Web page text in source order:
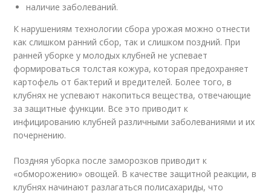
наличие заболеваний.
К нарушениям технологии сбора урожая можно отнести
как слишком ранний сбор, так и слишком поздний. При
ранней уборке у молодых клубней не успевает
формироваться толстая кожура, которая предохраняет
картофель от бактерий и вредителей. Более того, в
клубнях не успевают накопиться вещества, отвечающие
за защитные функции. Все это приводит к
инфицированию клубней различными заболеваниями и их
почернению.
Поздняя уборка после заморозков приводит к
«обморожению» овощей. В качестве защитной реакции, в
клубнях начинают разлагаться полисахариды, что